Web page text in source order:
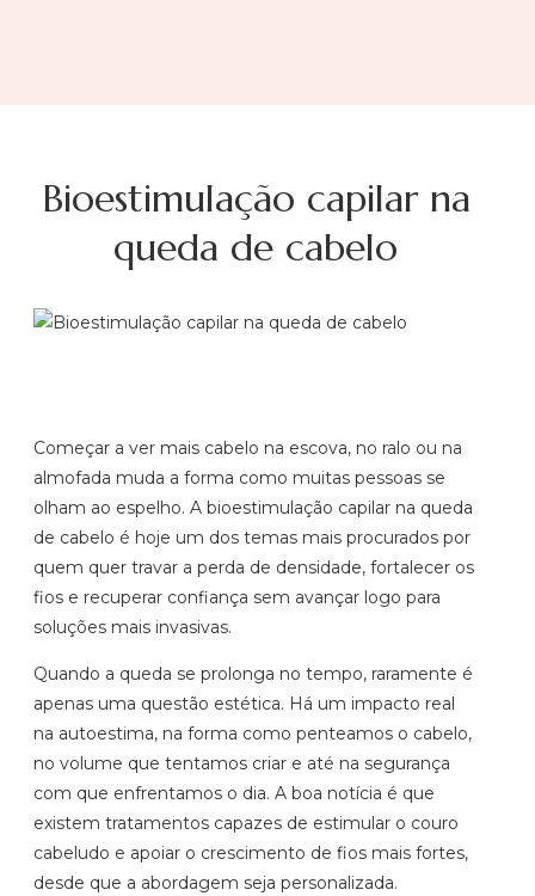
Bioestimulação capilar na
queda de cabelo
Começar a ver mais cabelo na escova, no ralo ou na
almofada muda a forma como muitas pessoas se
olham ao espelho. A bioestimulação capilar na queda
de cabelo é hoje um dos temas mais procurados por
quem quer travar a perda de densidade, fortalecer os
fios e recuperar confiança sem avançar logo para
soluções mais invasivas.
Quando a queda se prolonga no tempo, raramente é
apenas uma questão estética. Há um impacto real
na autoestima, na forma como penteamos o cabelo,
no volume que tentamos criar e até na segurança
com que enfrentamos o dia. A boa notícia é que
existem tratamentos capazes de estimular o couro
cabeludo e apoiar o crescimento de fios mais fortes,
desde que a abordagem seja personalizada.